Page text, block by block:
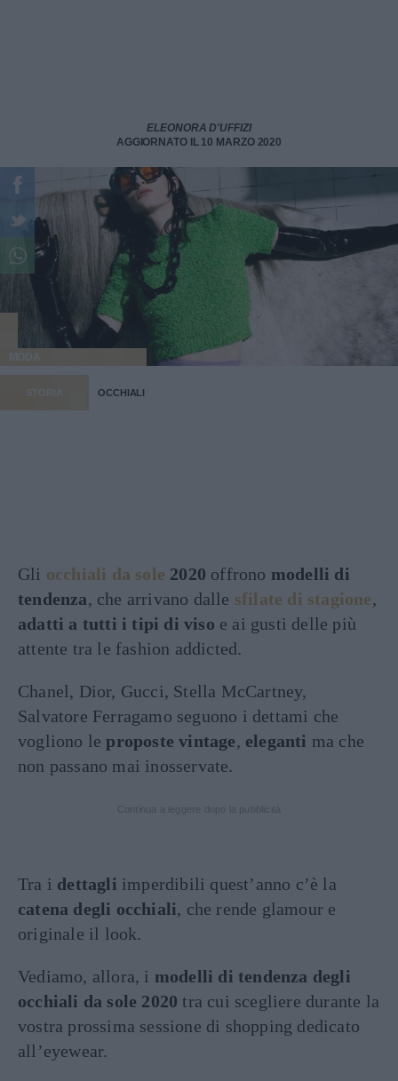
ELEONORA D'UFFIZI
AGGIORNATO IL 10 MARZO 2020
MODA
STORIA OCCHIALI
Gli occhiali da sole 2020 offrono modelli di
tendenza, che arrivano dalle sfilate di stagione,
adatti a tutti i tipi di viso e ai gusti delle più
attente tra le fashion addicted.
Chanel, Dior, Gucci, Stella McCartney,
Salvatore Ferragamo seguono i dettami che
vogliono leproposte vintage, eleganti ma che
non passano mai inosservate.
Tra i dettagli imperdibili quest’anno c’è la
catena degli occhiali, che rende glamour e
originale il look.
Vediamo, allora, i modelli di tendenza degli
occhiali da sole 2020 tra cui scegliere durante la
vostra prossima sessione di shopping dedicato
all’eyewear.